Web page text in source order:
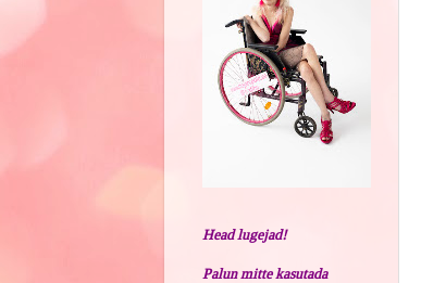
Head lugejad!
Palun mitte kasutada